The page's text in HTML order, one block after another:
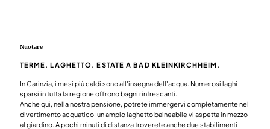
Nuotare
TERME. LAGHETTO. ESTATE A BAD KLEINKIRCHHEIM.
In Carinzia, i mesi più caldi sono all'insegna dell'acqua. Numerosi laghi
sparsi in tutta la regione offrono bagni rinfrescanti.
Anche qui, nella nostra pensione, potrete immergervi completamente nel
divertimento acquatico: un ampio laghetto balneabile vi aspetta in mezzo
al giardino. A pochi minuti di distanza troverete anche due stabilimenti